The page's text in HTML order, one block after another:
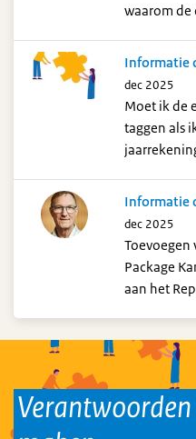
waarom de
Informatie
dec 2025
Moet ik de
taggen als
Informatie
dec 2025
Toevoegen
Package
aan het